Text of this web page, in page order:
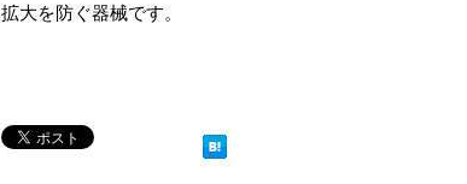
拡大を防ぐ器械です。